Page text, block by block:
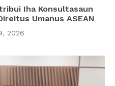
Iha Konsultasaun
Umanus ASEAN
2026